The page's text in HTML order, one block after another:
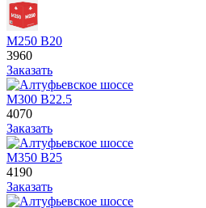
М250 В20
3960
Заказать
М300 В22.5
4070
Заказать
М350 В25
4190
Заказать